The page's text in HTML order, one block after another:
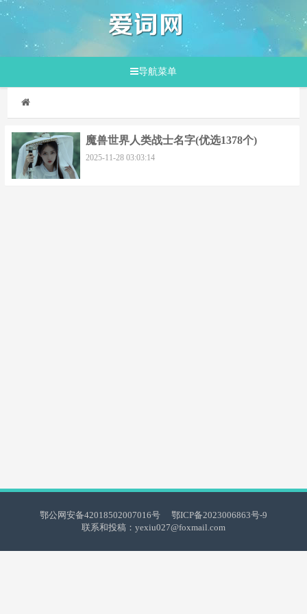
导航菜单
魔兽世界人类战士名字(优选1378个)
2025-11-28 03:03:14
鄂公网安备42018502007016号
鄂ICP备2023006863号-9
联系和投稿：yexiu027@foxmail.com